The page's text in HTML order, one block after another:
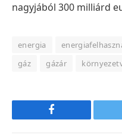
nagyjából 300 milliárd
energia
gáz
gázár
Facebook